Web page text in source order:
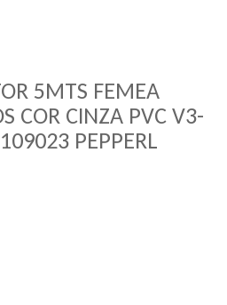
5MTS FEMEA
COR CINZA PVC V3-
PEPPERL